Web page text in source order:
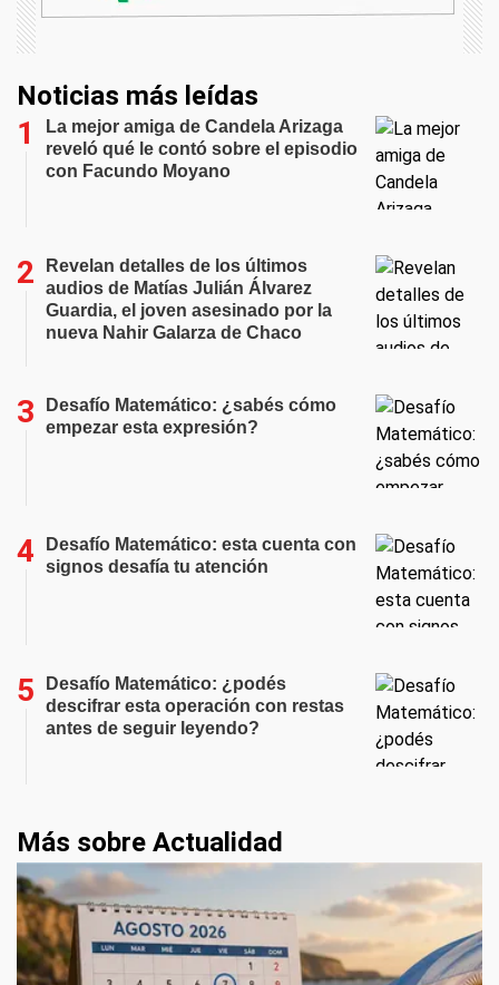
Noticias más leídas
La mejor amiga de Candela Arizaga
reveló qué le contó sobre el episodio
con Facundo Moyano
Revelan detalles de los últimos
audios de Matías Julián Álvarez
Guardia, el joven asesinado por la
nueva Nahir Galarza de Chaco
Desafío Matemático: ¿sabés cómo
empezar esta expresión?
Desafío Matemático: esta cuenta con
signos desafía tu atención
Desafío Matemático: ¿podés
descifrar esta operación con restas
antes de seguir leyendo?
Más sobre Actualidad